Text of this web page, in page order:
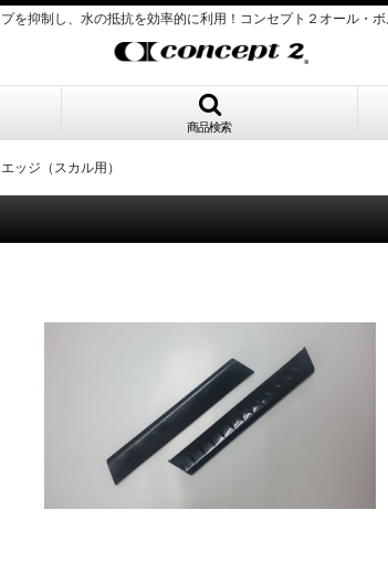
を抑制し、水の抵抗を効率的に利用！コンセプト２オール・
商品検索
ッジ（スカル用）